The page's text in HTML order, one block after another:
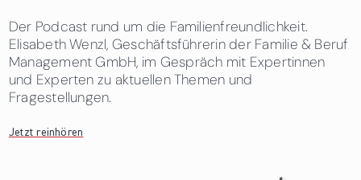
Der Podcast rund um die Familienfreundlichkeit.
Elisabeth Wenzl, Geschäftsführerin der Familie & Beruf
Management GmbH, im Gespräch mit Expertinnen
und Experten zu aktuellen Themen und
Fragestellungen.
Jetzt reinhören